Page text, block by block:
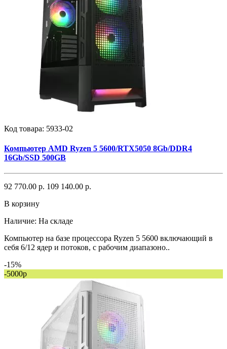
Код товара: 5933-02
Компьютер AMD Ryzen 5 5600/RTX5050 8Gb/DDR4
16Gb/SSD 500GB
92 770.00 р. 109 140.00 р.
В корзину
Наличие: На складе
Компьютер на базе процессора Ryzen 5 5600 включающий в
себя 6/12 ядер и потоков, с рабочим диапазоно..
-15%
-5000р